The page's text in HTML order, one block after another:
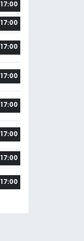
17:00
17:00
17:00
17:00
17:00
17:00
17:00
17:00